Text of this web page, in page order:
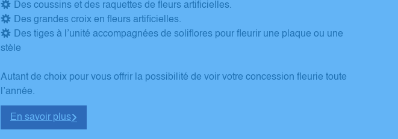
Des coussins et des raquettes de fleurs artificielles.
Des grandes croix en fleurs artificielles.
Des tiges à l’unité accompagnées de soliflores pour fleurir une plaque ou une
stèle
Autant de choix pour vous offrir la possibilité de voir votre concession fleurie toute
l’année.
En savoir plus